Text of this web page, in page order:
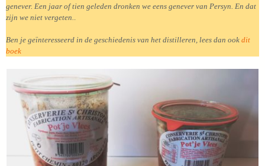
genever. Een jaar of tien geleden dronken we eens genever van Persyn. En dat
zijn we niet vergeten..
Ben je geïnteresseerd in de geschiedenis van het distilleren, lees dan ook dit
boek